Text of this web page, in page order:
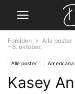
Forsiden Alle poster
– 8. oktober.
Alle poster Americana
Kasey